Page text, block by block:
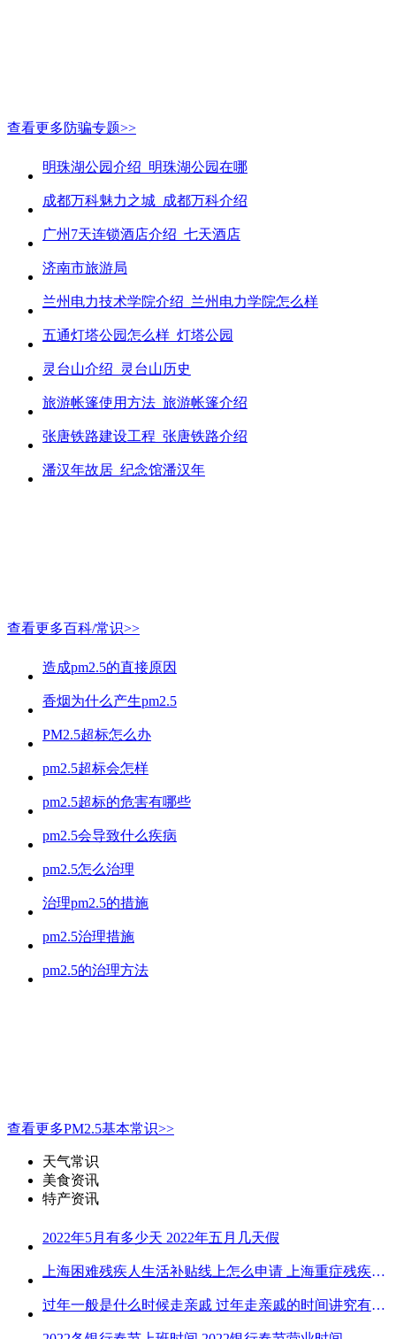
查看更多防骗专题>>
明珠湖公园介绍_明珠湖公园在哪
成都万科魅力之城_成都万科介绍
广州7天连锁酒店介绍_七天酒店
济南市旅游局
兰州电力技术学院介绍_兰州电力学院怎么样
五通灯塔公园怎么样_灯塔公园
灵台山介绍_灵台山历史
旅游帐篷使用方法_旅游帐篷介绍
张唐铁路建设工程_张唐铁路介绍
潘汉年故居_纪念馆潘汉年
查看更多百科/常识>>
造成pm2.5的直接原因
香烟为什么产生pm2.5
PM2.5超标怎么办
pm2.5超标会怎样
pm2.5超标的危害有哪些
pm2.5会导致什么疾病
pm2.5怎么治理
治理pm2.5的措施
pm2.5治理措施
pm2.5的治理方法
查看更多PM2.5基本常识>>
天气常识
美食资讯
特产资讯
2022年5月有多少天 2022年五月几天假
上海困难残疾人生活补贴线上怎么申请 上海重症残疾人护理补贴线上申请流程
过年一般是什么时候走亲戚 过年走亲戚的时间讲究有哪些